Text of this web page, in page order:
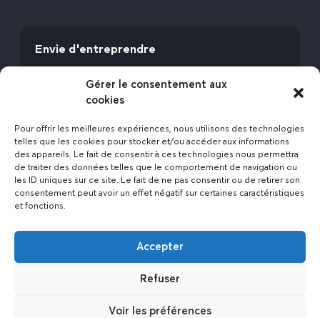
Gérer le consentement aux
cookies
Pour offrir les meilleures expériences, nous utilisons des technologies
telles que les cookies pour stocker et/ou accéder aux informations
des appareils. Le fait de consentir à ces technologies nous permettra
de traiter des données telles que le comportement de navigation ou
les ID uniques sur ce site. Le fait de ne pas consentir ou de retirer son
consentement peut avoir un effet négatif sur certaines caractéristiques
et fonctions.
Accepter
Refuser
Voir les préférences
Envie d'entreprendre
avec l’Expert Etat des Lieux !
Rejoignez-nous
Politique de confidentialité